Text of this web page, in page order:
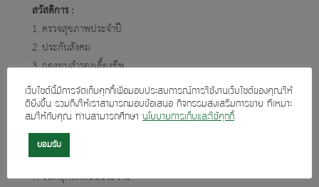
สวัสดิการ :
1. ตรวจสุขภาพประจำปี
2. ประกันสังคม
3. กองทุนสำรองเลี้ยงชีพ
4. ชุดยูนิฟอร์ม
5. โบนัสตามผลประกอบการและปรับเงินเดือนประจำปี
6. ประกันชีวิตกลุ่ม
7. เบี้ยขยัน
8. วันหยุดประเพณี 14 วัน
9. วันหยุดพักผ่อนประจำปี
เว็บไซต์นี้มีการจัดเก็บคุกกี้เพื่อมอบประสบการณ์การใช้งานเว็บไซต์ของคุณให้
ดียิ่งขึ้น รวมถึงให้เราสามารถมอบข้อเสนอ กิจกรรมส่งเสริมการขาย ที่เหมาะ
สมให้กับคุณ ท่านสามารถศึกษา นโยบายการเก็บและใช้คุกกี้
ยอมรับ